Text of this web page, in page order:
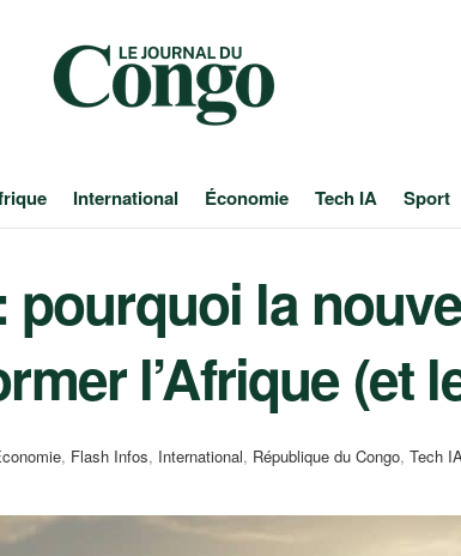
International Économie Tech IA Sport
pourquoi la
l’Afrique (et
, Flash Infos, International, République du Congo, Tech